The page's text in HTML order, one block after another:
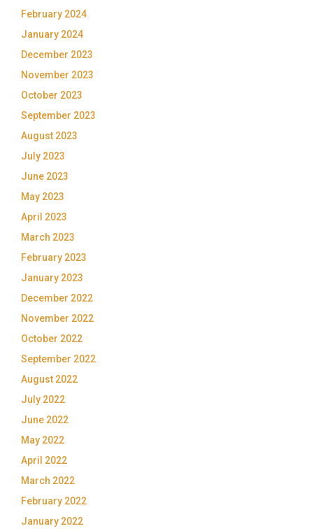
February 2024
January 2024
December 2023
November 2023
October 2023
September 2023
August 2023
July 2023
June 2023
May 2023
April 2023
March 2023
February 2023
January 2023
December 2022
November 2022
October 2022
September 2022
August 2022
July 2022
June 2022
May 2022
April 2022
March 2022
February 2022
January 2022